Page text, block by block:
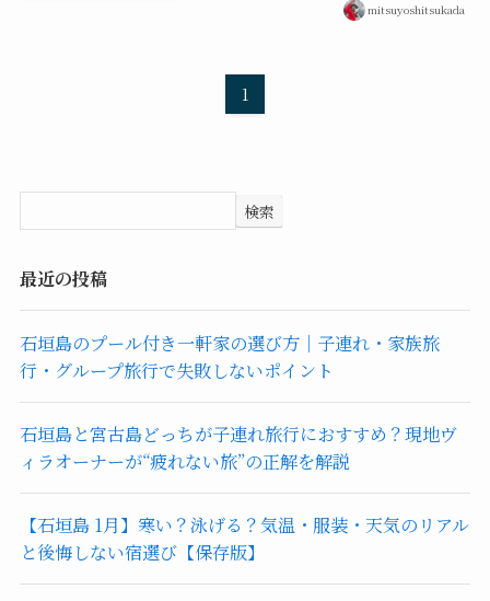
mitsuyoshitsukada
1
検索
最近の投稿
石垣島のプール付き一軒家の選び方｜子連れ・家族旅
行・グループ旅行で失敗しないポイント
石垣島と宮古島どっちが子連れ旅行におすすめ？現地ヴ
ィラオーナーが“疲れない旅”の正解を解説
【石垣島 1月】寒い？泳げる？気温・服装・天気のリアル
と後悔しない宿選び【保存版】